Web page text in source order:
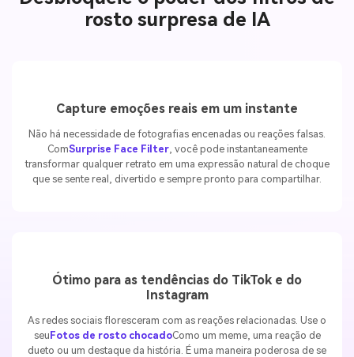
Desbloqueie o poder dos filtros de
rosto surpresa de IA
Não há necessidade de fotografias encenadas ou reações falsas.
ComSurprise Face Filter, você pode instantaneamente
transformar qualquer retrato em uma expressão natural de choque
Ótimo para as tendências do TikTok e do
As redes sociais floresceram com as reações relacionadas. Use o
seuFotos de rosto chocadoComo um meme, uma reação de